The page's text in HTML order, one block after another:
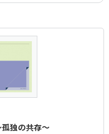
独の共存～